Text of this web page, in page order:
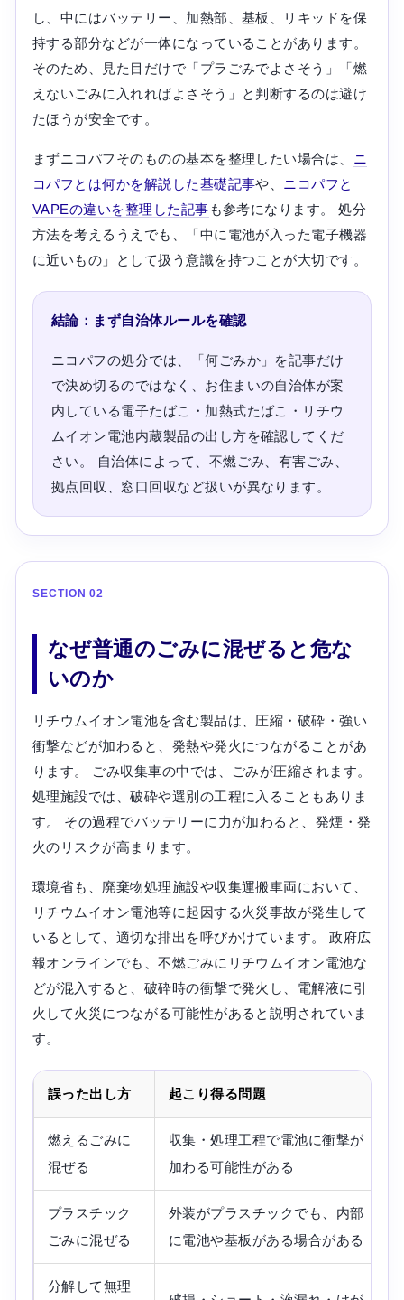
し、中にはバッテリー、加熱部、基板、リキッドを保
持する部分などが一体になっていることがあります。
そのため、見た目だけで「プラごみでよさそう」「燃
えないごみに入れればよさそう」と判断するのは避け
たほうが安全です。
まずニコパフそのものの基本を整理したい場合は、 ニ
コパフとは何かを解説した基礎記事や、 ニコパフと
VAPEの違いを整理した記事 も参考になります。 処分
方法を考えるうえでも、「中に電池が入った電子機器
に近いもの」として扱う意識を持つことが大切です。
結論：まず自治体ルールを確認
ニコパフの処分では、「何ごみか」を記事だけ
で決め切るのではなく、お住まいの自治体が案
内している電子たばこ・加熱式たばこ・リチウ
ムイオン電池内蔵製品の出し方を確認してくだ
さい。 自治体によって、不燃ごみ、有害ごみ、
拠点回収、窓口回収など扱いが異なります。
SECTION 02
なぜ普通のごみに混ぜると危な
いのか
リチウムイオン電池を含む製品は、圧縮・破砕・強い
衝撃などが加わると、発熱や発火につながることがあ
ります。 ごみ収集車の中では、ごみが圧縮されます。
処理施設では、破砕や選別の工程に入ることもありま
す。 その過程でバッテリーに力が加わると、発煙・発
火のリスクが高まります。
環境省も、廃棄物処理施設や収集運搬車両において、
リチウムイオン電池等に起因する火災事故が発生して
いるとして、適切な排出を呼びかけています。 政府広
報オンラインでも、不燃ごみにリチウムイオン電池な
どが混入すると、破砕時の衝撃で発火し、電解液に引
火して火災につながる可能性があると説明されていま
す。
誤った出し方 起こり得る問題
燃えるごみに
混ぜる
収集・処理工程で電池に衝撃が
加わる可能性がある
プラスチック
ごみに混ぜる
外装がプラスチックでも、内部
に電池や基板がある場合がある
分解して無理